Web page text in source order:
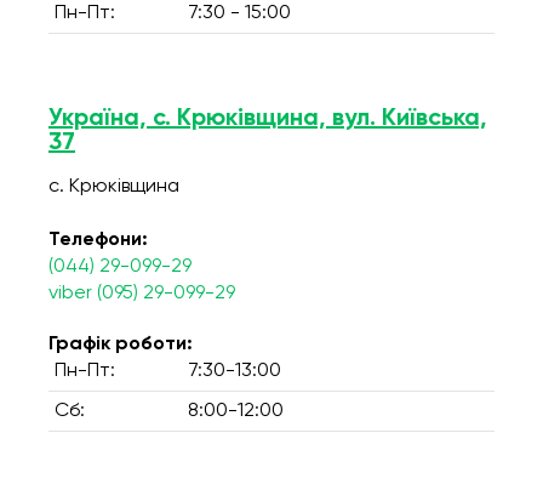
Пн-Пт: 7:30 - 15:00
Україна, с. Крюківщина, вул. Київська,
37
с. Крюківщина
Телефони:
(044) 29-099-29
viber (095) 29-099-29
Графік роботи:
Пн-Пт:
7:30-13:00
Сб: 8:00-12:00